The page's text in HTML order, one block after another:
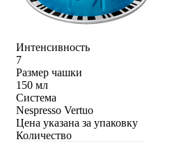
Интенсивность
7
Размер чашки
150 мл
Система
Nespresso Vertuo
Цена указана за упаковку
Количество